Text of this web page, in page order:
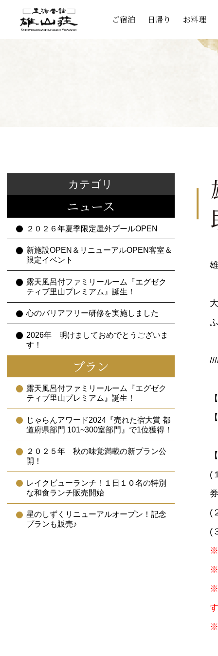
ご宿泊 日帰り お料理
カテゴリ
ニュース
２０２６年夏季限定屋外プールOPEN
新施設OPEN＆リニューアルOPEN客室＆
限定イベント
露天風呂付ファミリールーム『エグゼク
ティブ里山プレミアム』誕生！
心のバリアフリー研修を実施しました
2026年 明けましておめでとうございま
す！
プラン
露天風呂付ファミリールーム『エグゼク
ティブ里山プレミアム』誕生！
じゃらんアワード2024『売れた宿大賞 都
道府県部門 101~300室部門』で1位獲得！
２０２５年 秋の味覚満載の新プラン公
開！
レイクビューランチ！１日１０名の特別
な和食ランチ販売開始
星のしずくリニューアルオープン！記念
プランも販売♪
(
(
(
※
※
※
※